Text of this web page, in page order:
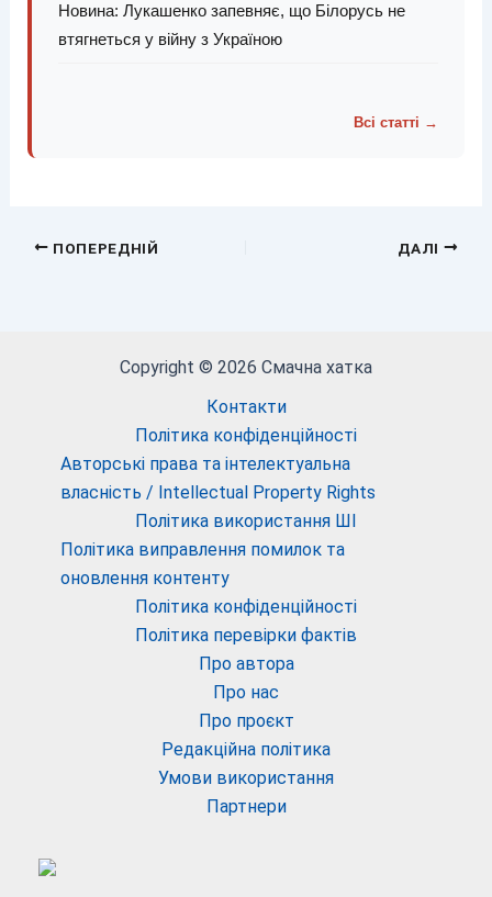
Новина: Лукашенко запевняє, що Білорусь не
втягнеться у війну з Україною
Всі статті →
ПОПЕРЕДНІЙ ДАЛІ
Copyright © 2026 Смачна хатка
Контакти
Політика конфіденційності
Авторські права та інтелектуальна
власність / Intellectual Property Rights
Політика використання ШІ
Політика виправлення помилок та
оновлення контенту
Політика конфіденційності
Політика перевірки фактів
Про автора
Про нас
Про проєкт
Редакційна політика
Умови використання
Партнери